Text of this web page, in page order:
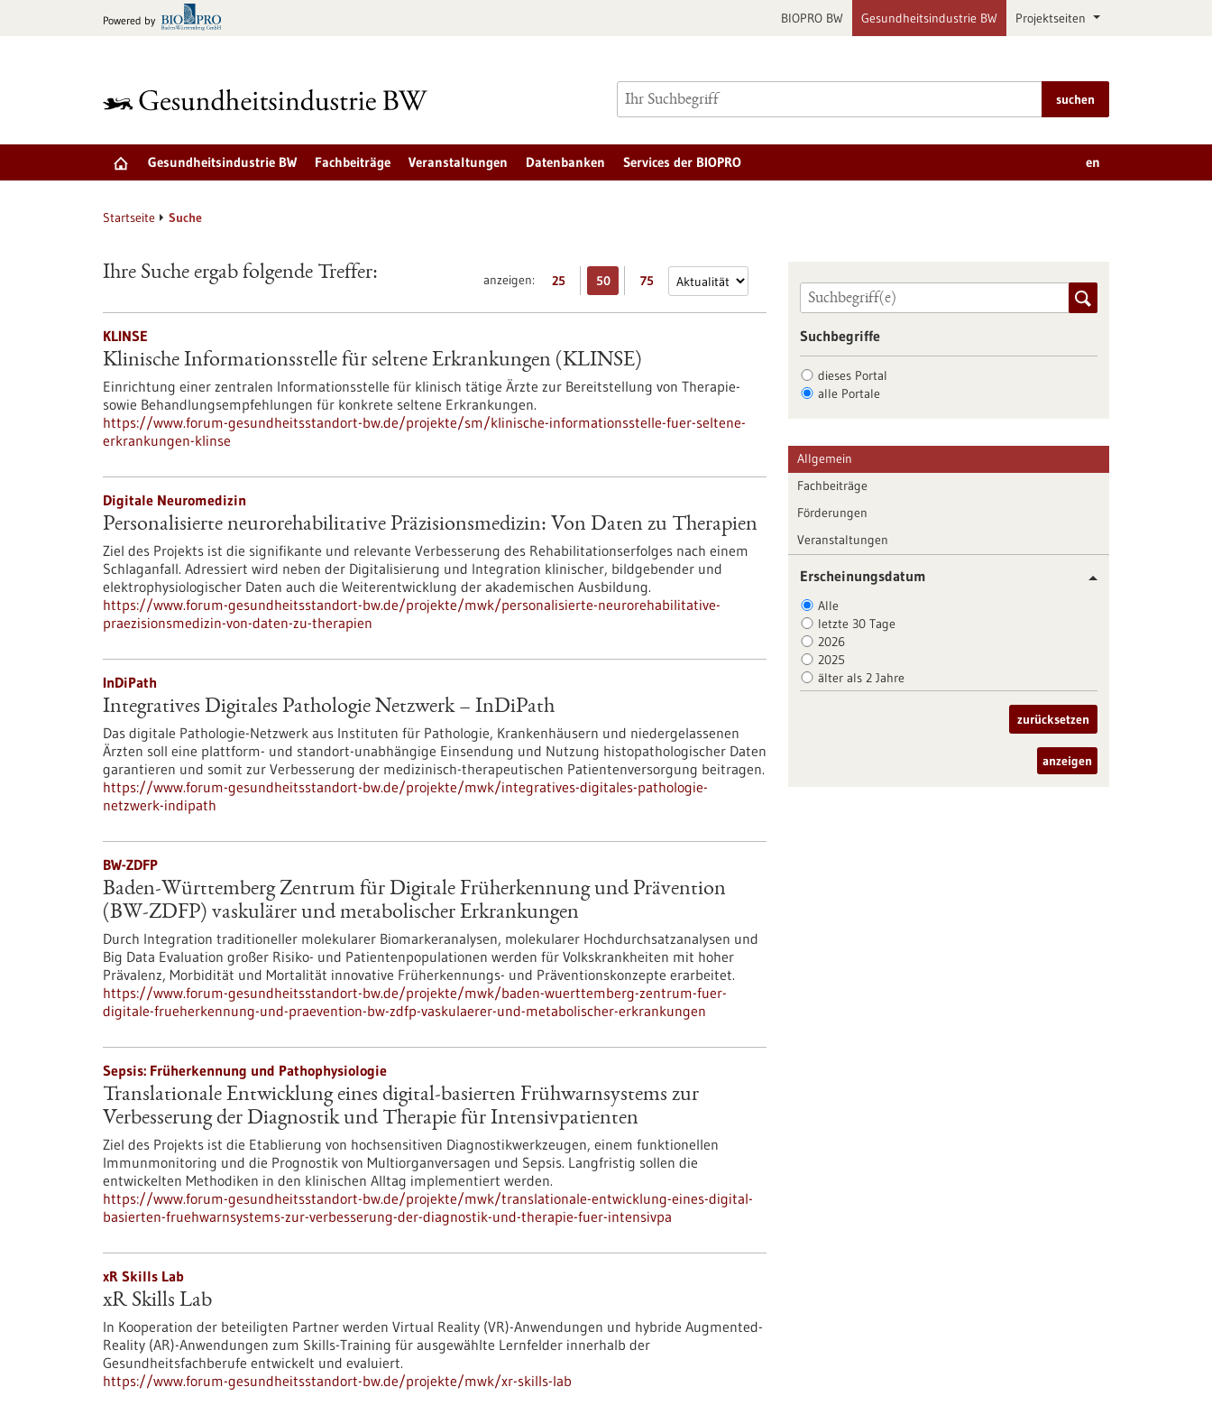
Powered by BIOPRO BW Gesundheitsindustrie BW Projektseiten
suchen
Gesundheitsindustrie BW Fachbeiträge Veranstaltungen Datenbanken Services der BIOPRO en
Startseite Suche
anzeigen: 25 50 75
Ihre Suche ergab folgende Treffer:
KLINSE
Klinische Informationsstelle für seltene Erkrankungen (KLINSE)
Einrichtung einer zentralen Informationsstelle für klinisch tätige Ärzte zur Bereitstellung von Therapie-
sowie Behandlungsempfehlungen für konkrete seltene Erkrankungen.
https://www.forum-gesundheitsstandort-bw.de/projekte/sm/klinische-informationsstelle-fuer-seltene-
erkrankungen-klinse
Digitale Neuromedizin
Personalisierte neurorehabilitative Präzisionsmedizin: Von Daten zu Therapien
Ziel des Projekts ist die signifikante und relevante Verbesserung des Rehabilitationserfolges nach einem
Schlaganfall. Adressiert wird neben der Digitalisierung und Integration klinischer, bildgebender und
elektrophysiologischer Daten auch die Weiterentwicklung der akademischen Ausbildung.
https://www.forum-gesundheitsstandort-bw.de/projekte/mwk/personalisierte-neurorehabilitative-
praezisionsmedizin-von-daten-zu-therapien
InDiPath
Integratives Digitales Pathologie Netzwerk – InDiPath
Das digitale Pathologie-Netzwerk aus Instituten für Pathologie, Krankenhäusern und niedergelassenen
Ärzten soll eine plattform- und standort-unabhängige Einsendung und Nutzung histopathologischer Daten
garantieren und somit zur Verbesserung der medizinisch-therapeutischen Patientenversorgung beitragen.
https://www.forum-gesundheitsstandort-bw.de/projekte/mwk/integratives-digitales-pathologie-
netzwerk-indipath
BW-ZDFP
Baden-Württemberg Zentrum für Digitale Früherkennung und Prävention
(BW-ZDFP) vaskulärer und metabolischer Erkrankungen
Durch Integration traditioneller molekularer Biomarkeranalysen, molekularer Hochdurchsatzanalysen und
Big Data Evaluation großer Risiko- und Patientenpopulationen werden für Volkskrankheiten mit hoher
Prävalenz, Morbidität und Mortalität innovative Früherkennungs- und Präventionskonzepte erarbeitet.
https://www.forum-gesundheitsstandort-bw.de/projekte/mwk/baden-wuerttemberg-zentrum-fuer-
digitale-frueherkennung-und-praevention-bw-zdfp-vaskulaerer-und-metabolischer-erkrankungen
Sepsis: Früherkennung und Pathophysiologie
Translationale Entwicklung eines digital-basierten Frühwarnsystems zur
Verbesserung der Diagnostik und Therapie für Intensivpatienten
Ziel des Projekts ist die Etablierung von hochsensitiven Diagnostikwerkzeugen, einem funktionellen
Immunmonitoring und die Prognostik von Multiorganversagen und Sepsis. Langfristig sollen die
entwickelten Methodiken in den klinischen Alltag implementiert werden.
https://www.forum-gesundheitsstandort-bw.de/projekte/mwk/translationale-entwicklung-eines-digital-
basierten-fruehwarnsystems-zur-verbesserung-der-diagnostik-und-therapie-fuer-intensivpa
xR Skills Lab
xR Skills Lab
In Kooperation der beteiligten Partner werden Virtual Reality (VR)-Anwendungen und hybride Augmented-
Reality (AR)-Anwendungen zum Skills-Training für ausgewählte Lernfelder innerhalb der
Gesundheitsfachberufe entwickelt und evaluiert.
https://www.forum-gesundheitsstandort-bw.de/projekte/mwk/xr-skills-lab
Suchbegriffe
dieses Portal
alle Portale
Allgemein
Fachbeiträge
Förderungen
Veranstaltungen
Erscheinungsdatum
Alle
letzte 30 Tage
2026
2025
älter als 2 Jahre
zurücksetzen
anzeigen